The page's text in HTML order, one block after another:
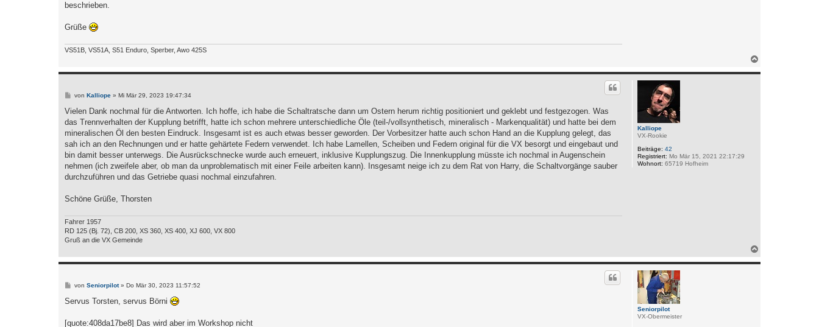
beschrieben.
Grüße
VS51B, VS51A, S51 Enduro, Sperber, Awo 425S
c
Kalliope
VX-Rookie
Beiträge: 42
Registriert: Mo Mär 15, 2021 22:17:29
Wohnort: 65719 Hofheim
B
i
r
a
von Kalliope» Mi Mär 29, 2023 19:47:34
Vielen Dank nochmal für die Antworten. Ich hoffe, ich habe die Schaltratsche dann um Ostern herum richtig positioniert und geklebt und festgezogen. Was
das Trennverhalten der Kupplung betrifft, hatte ich schon mehrere unterschiedliche Öle (teil-/vollsynthetisch, mineralisch - Markenqualität) und hatte bei dem
mineralischen Öl den besten Eindruck. Insgesamt ist es auch etwas besser geworden. Der Vorbesitzer hatte auch schon Hand an die Kupplung gelegt, das
sah ich an den Rechnungen und er hatte gehärtete Federn verwendet. Ich habe Lamellen, Scheiben und Federn original für die VX besorgt und eingebaut und
bin damit besser unterwegs. Die Ausrückschnecke wurde auch erneuert, inklusive Kupplungszug. Die Innenkupplung müsste ich nochmal in Augenschein
nehmen (ich zweifele aber, ob man da unproblematisch mit einer Feile arbeiten kann). Insgesamt neige ich zu dem Rat von Harry, die Schaltvorgänge sauber
durchzuführen und das Getriebe quasi nochmal einzufahren.
Schöne Grüße, Thorsten
Fahrer 1957
RD 125 (Bj. 72), CB 200, XS 360, XS 400, XJ 600, VX 800
Gruß an die VX Gemeinde
a
c
Seniorpilot
VX-Obermeister
B
i
a
von Seniorpilot» Do Mär 30, 2023 11:57:52
Servus Torsten, servus Börni
[quote:408da17be8] Das wird aber im Workshop nicht